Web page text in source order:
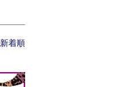
新着順